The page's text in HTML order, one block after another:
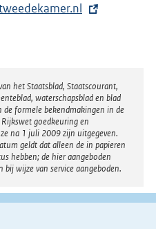
het Staatsblad, Staatscourant,
waterschapsblad en blad
de formele bekendmakingen in de
goedkeuring en
na 1 juli 2009 zijn uitgegeven.
geldt dat alleen de in papieren
hebben; de hier aangeboden
wijze van service aangeboden.